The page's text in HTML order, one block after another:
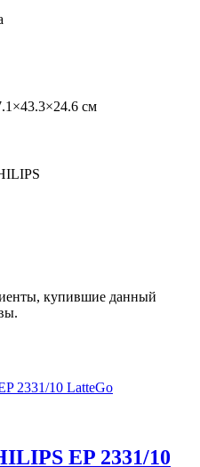
см
купившие данный
EP 2331/10